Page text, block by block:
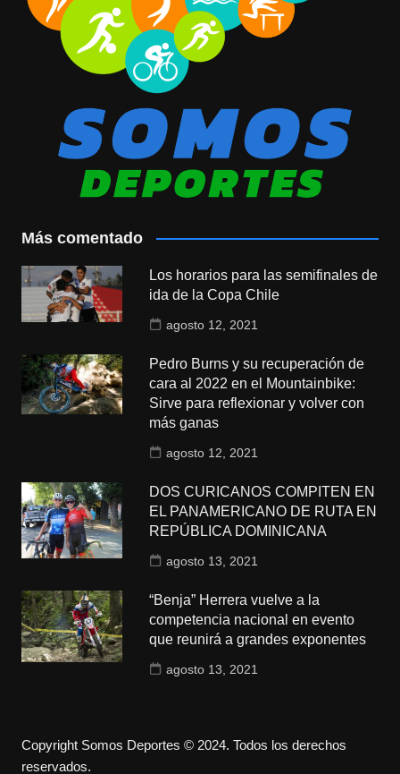
Más comentado
Los horarios para las semifinales de
ida de la Copa Chile
agosto 12, 2021
Pedro Burns y su recuperación de
cara al 2022 en el Mountainbike:
Sirve para reflexionar y volver con
más ganas
agosto 12, 2021
DOS CURICANOS COMPITEN EN
EL PANAMERICANO DE RUTA EN
REPÚBLICA DOMINICANA
agosto 13, 2021
“Benja” Herrera vuelve a la
competencia nacional en evento
que reunirá a grandes exponentes
agosto 13, 2021
Copyright Somos Deportes © 2024. Todos los derechos
reservados.